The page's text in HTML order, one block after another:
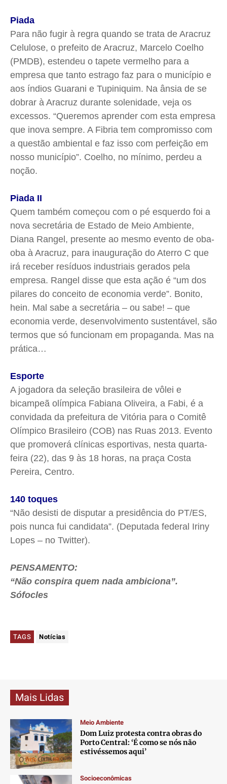
Piada
Para não fugir à regra quando se trata de Aracruz
Celulose, o prefeito de Aracruz, Marcelo Coelho
(PMDB), estendeu o tapete vermelho para a
empresa que tanto estrago faz para o município e
aos índios Guarani e Tupiniquim. Na ânsia de se
dobrar à Aracruz durante solenidade, veja os
excessos. “Queremos aprender com esta empresa
que inova sempre. A Fibria tem compromisso com
a questão ambiental e faz isso com perfeição em
nosso município”. Coelho, no mínimo, perdeu a
noção.
Piada II
Quem também começou com o pé esquerdo foi a
nova secretária de Estado de Meio Ambiente,
Diana Rangel, presente ao mesmo evento de oba-
oba à Aracruz, para inauguração do Aterro C que
irá receber resíduos industriais gerados pela
empresa. Rangel disse que esta ação é “um dos
pilares do conceito de economia verde”. Bonito,
hein. Mal sabe a secretária – ou sabe! – que
economia verde, desenvolvimento sustentável, são
termos que só funcionam em propaganda. Mas na
prática…
Esporte
A jogadora da seleção brasileira de vôlei e
bicampeã olímpica Fabiana Oliveira, a Fabi, é a
convidada da prefeitura de Vitória para o Comitê
Olímpico Brasileiro (COB) nas Ruas 2013. Evento
que promoverá clínicas esportivas, nesta quarta-
feira (22), das 9 às 18 horas, na praça Costa
Pereira, Centro.
140 toques
“Não desisti de disputar a presidência do PT/ES,
pois nunca fui candidata”. (Deputada federal Iriny
Lopes – no Twitter).
PENSAMENTO:
“Não conspira quem nada ambiciona”.
Sófocles
TAGS Notícias
Mais Lidas
Meio Ambiente
Dom Luiz protesta contra obras do
Porto Central: ‘É como se nós não
estivéssemos aqui’
Socioeconômicas